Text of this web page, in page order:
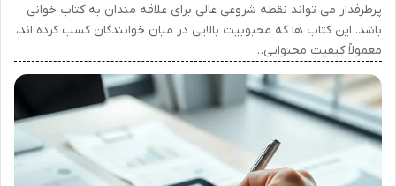
پرطرفدار می تواند نقطه شروعی عالی برای علاقه مندان به کتاب خوانی
باشد. این کتاب ها که محبوبیت بالایی در میان خوانندگان کسب کرده اند،
معمولاً کیفیت محتوایی…